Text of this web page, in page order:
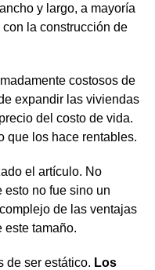
y largo, a mayoría
la construcción de
costosos de
expandir las viviendas
del costo de vida.
que los hace rentables.
el artículo. No
esto no fue sino un
de las ventajas
este tamaño.
de ser estático. Los